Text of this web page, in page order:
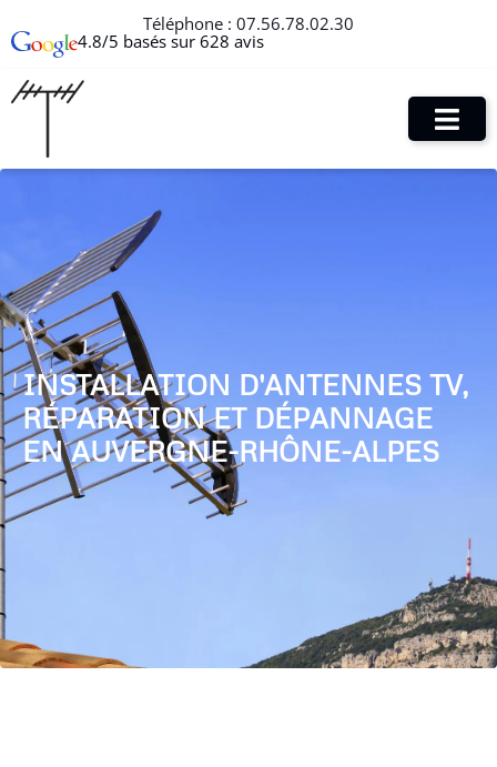
Téléphone : 07.56.78.02.30
4.8/5 basés sur 628 avis
INSTALLATION D'ANTENNES TV,
RÉPARATION ET DÉPANNAGE
EN AUVERGNE-RHÔNE-ALPES